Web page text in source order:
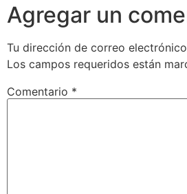
Agregar un
Tu dirección de correo
Los campos requeridos están
Comentario *